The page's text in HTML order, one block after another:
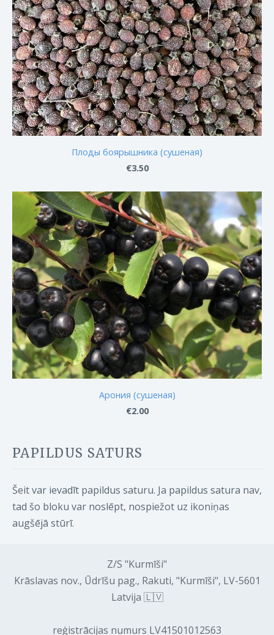
PAPILDUS SATURS
Šeit var ievadīt papildus saturu. Ja papildus satura nav,
tad šo bloku var noslēpt, nospiežot uz ikoniņas
augšējā stūrī.
Плоды боярышника (сушеная)
€3.50
Арония (сушеная)
€2.00
Z/S "Kurmīši"
Krāslavas nov., Ūdrīšu pag., Rakuti, "Kurmīši", LV-5601
Latvija 🇱🇻
reģistrācijas numurs LV41501012563